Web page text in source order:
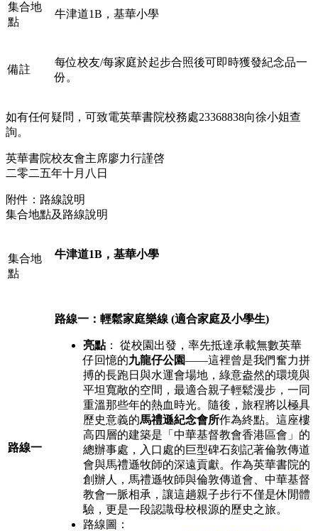
集合地
點
牛津道1B，基華小學
備註
每位校友/每家庭於起步合照後可即時獲發紀念品一
份。
如有任何疑問，可致電英華書院校務處23368838向徐小姐查
詢。
英華書院校友會主席廖力行謹啓
二零二五年十月八日
附件：路線說明
集合地點及路線說明
集合地
點
牛津道1B，基華小學
路線一
路線一：輕鬆家庭樂線 (適合家庭及小學生)
亮點： 從校園出發，率先抵達承載無數英華
仔回憶的九龍仔公園——這裡曾是我們奮力拼
搏的長跑日與水運會場地，綠意盎然的環境與
平坦寬敞的空間，最適合親子輕鬆漫步，一同
重溫那些年的熱血時光。隨後，旅程將以極具
歷史意義的馬禮遜紀念會所作為終點。這座樓
高四層的建築是「中華基督教會香港區會」的
總辦事處，入口處的巨型碑石刻記著倫敦傳道
會與馬禮遜牧師的深遠貢獻。作為英華書院的
創辦人，馬禮遜牧師與倫敦傳道會、中華基督
教會一脈相承，讓這趟親子步行不僅是休閒體
驗，更是一段認識母校根源的歷史之旅。
路線圖：